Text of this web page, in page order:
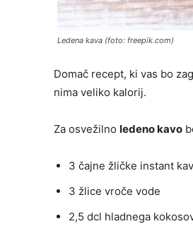
Ledena kava (foto: freepik.com)
Domač recept, ki vas bo
nima veliko kalorij.
Za osvežilno ledeno kavo
3 čajne žličke instant
3 žlice vroče vode
2,5 dcl hladnega